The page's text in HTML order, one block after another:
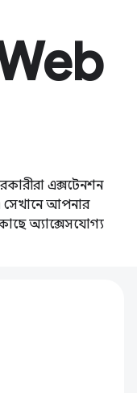
এক্সটেনশন
সেখানে আপনার
অ্যাক্সেসযোগ্য